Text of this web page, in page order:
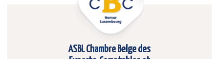
ASBL Chambre Belge des